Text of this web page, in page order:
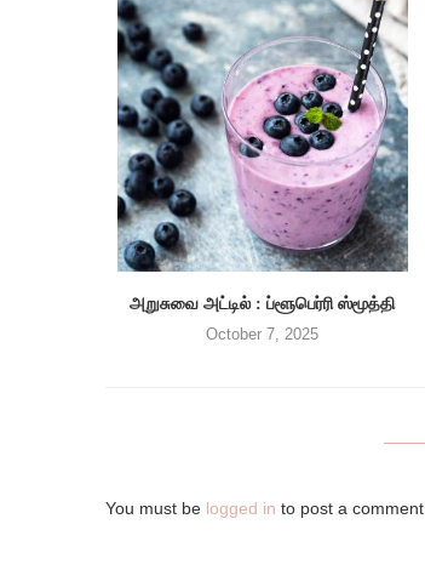
அறுசுவை அட்டில் : ப்ளூபெர்ரி ஸ்மூத்தி
October 7, 2025
You must be logged in to post a comment.